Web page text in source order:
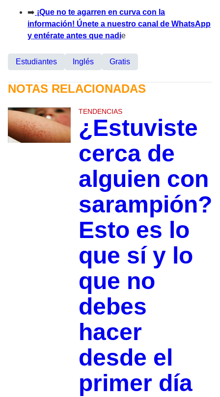
➡ ️ ¡Que no te agarren en curva con la
información! Únete a nuestro canal de WhatsApp
y entérate antes que nadie
Estudiantes Inglés Gratis
NOTAS RELACIONADAS
TENDENCIAS
¿Estuviste
cerca de
alguien con
sarampión?
Esto es lo
que sí y lo
que no
debes
hacer
desde el
primer día